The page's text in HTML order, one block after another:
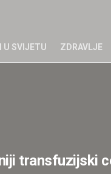
U SVIJETU ZDRAVLJE
transfuzijski